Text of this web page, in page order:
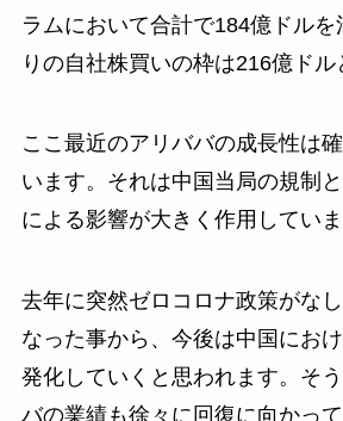
ラムにおいて合計で184億ドル
りの自社株買いの枠は216億ドル
ここ最近のアリババの成長性は
います。それは中国当局の規制
による影響が大きく作用していま
去年に突然ゼロコロナ政策がな
なった事から、今後は中国にお
発化していくと思われます。そ
バの業績も徐々に回復に向かっ